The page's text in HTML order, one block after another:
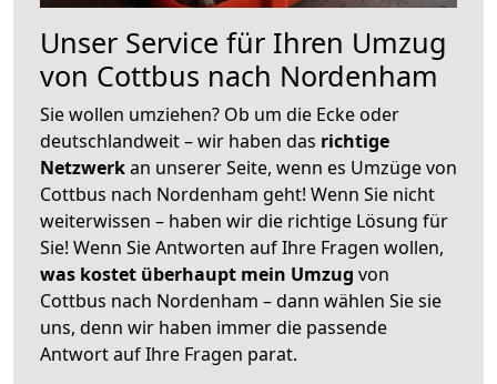
Unser Service für Ihren Umzug
von Cottbus nach Nordenham
Sie wollen umziehen? Ob um die Ecke oder
deutschlandweit – wir haben das richtige
Netzwerkan unserer Seite, wenn es Umzüge von
Cottbus nach Nordenham geht! Wenn Sie nicht
weiterwissen – haben wir die richtige Lösung für
Sie! Wenn Sie Antworten auf Ihre Fragen wollen,
was kostet überhaupt mein Umzug von
Cottbus nach Nordenham – dann wählen Sie sie
uns, denn wir haben immer die passende
Antwort auf Ihre Fragen parat.